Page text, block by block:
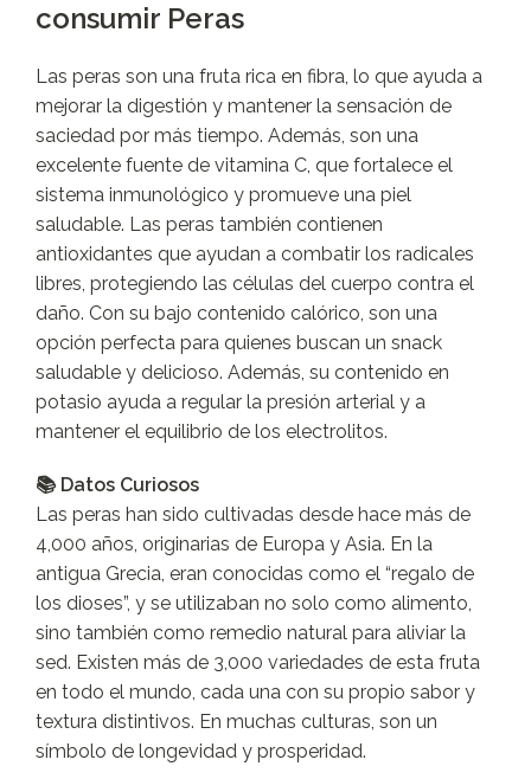
consumir Peras
Las peras son una fruta rica en fibra, lo que ayuda a
mejorar la digestión y mantener la sensación de
saciedad por más tiempo. Además, son una
excelente fuente de vitamina C, que fortalece el
sistema inmunológico y promueve una piel
saludable. Las peras también contienen
antioxidantes que ayudan a combatir los radicales
libres, protegiendo las células del cuerpo contra el
daño. Con su bajo contenido calórico, son una
opción perfecta para quienes buscan un snack
saludable y delicioso. Además, su contenido en
potasio ayuda a regular la presión arterial y a
mantener el equilibrio de los electrolitos.
📚 Datos Curiosos
Las peras han sido cultivadas desde hace más de
4,000 años, originarias de Europa y Asia. En la
antigua Grecia, eran conocidas como el “regalo de
los dioses”, y se utilizaban no solo como alimento,
sino también como remedio natural para aliviar la
sed. Existen más de 3,000 variedades de esta fruta
en todo el mundo, cada una con su propio sabor y
textura distintivos. En muchas culturas, son un
símbolo de longevidad y prosperidad.